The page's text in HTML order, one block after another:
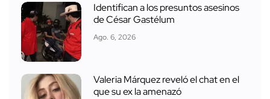
Identifican a los presuntos asesinos
de César Gastélum
Ago. 6, 2026
Valeria Márquez reveló el chat en el
que su ex la amenazó